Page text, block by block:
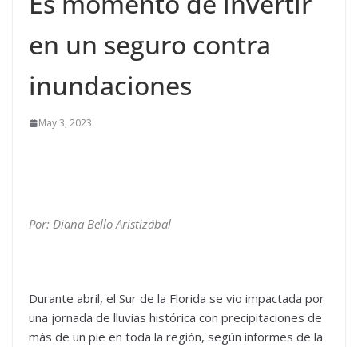
en un seguro contra
inundaciones
May 3, 2023
Por: Diana Bello Aristizábal
Durante abril, el Sur de la Florida se vio impactada por
una jornada de lluvias histórica con precipitaciones de
más de un pie en toda la región, según informes de la